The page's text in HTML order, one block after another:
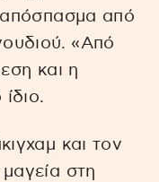
απόσπασμα από
«Από
και η
και τον
στη